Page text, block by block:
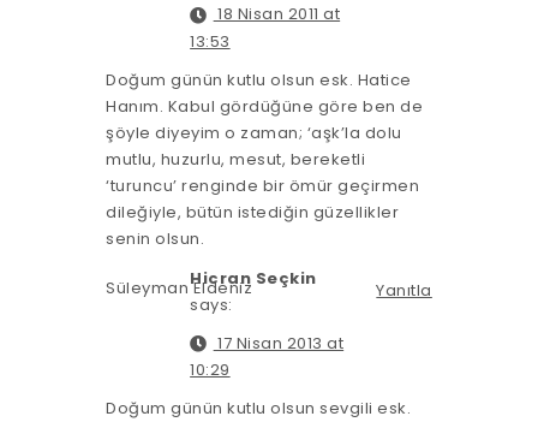
18 Nisan 2011 at
13:53
Doğum günün kutlu olsun esk. Hatice
Hanım. Kabul gördüğüne göre ben de
şöyle diyeyim o zaman; ‘aşk’la dolu
mutlu, huzurlu, mesut, bereketli
‘turuncu’ renginde bir ömür geçirmen
dileğiyle, bütün istediğin güzellikler
senin olsun.
Süleyman Eldeniz Yanıtla
Hicran Seçkin
says:
17 Nisan 2013 at
10:29
Doğum günün kutlu olsun sevgili esk.